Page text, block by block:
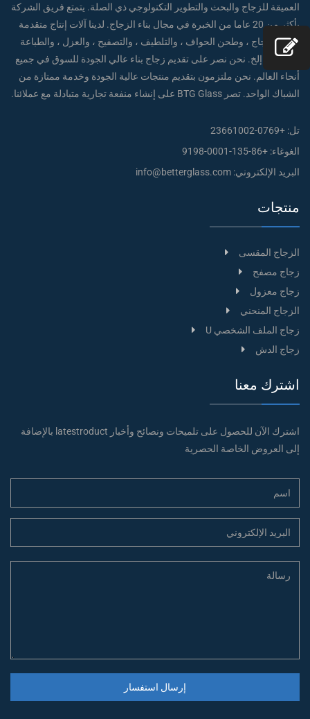
العميقة للزجاج والبحث والتطوير التكنولوجي ذي الصلة. يتمتع فريق الشركة
بأكثر من 20 عاما من الخبرة في مجال بناء الزجاج. لدينا آلات إنتاج متقدمة
لقطع الزجاج ، وطحن الحواف ، والتلطيف ، والتصفيح ، والعزل ، والطباعة
الرقمية ، إلخ. نحن نصر على تقديم زجاج بناء عالي الجودة للسوق في جميع
أنحاء العالم. نحن ملتزمون بتقديم منتجات عالية الجودة وخدمة ممتازة من
الشباك الواحد. تصر BTG Glass على إنشاء منفعة تجارية متبادلة مع عملائنا.
تل: +0769-23661002
الغوغاء: +86-135-0001-9198
البريد الإلكتروني: info@betterglass.com
منتجات
الزجاج المقسى
زجاج مصفح
زجاج معزول
الزجاج المنحني
زجاج الملف الشخصي U
زجاج الدش
اشترك معنا
اشترك الآن للحصول على تلميحات ونصائح وأخبار latestroduct بالإضافة
إلى العروض الخاصة الحصرية
إرسال استفسار